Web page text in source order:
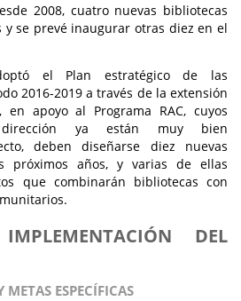
2008, cuatro nuevas bibliotecas
se prevé inaugurar otras diez en el
el Plan estratégico de las
2016-2019 a través de la extensión
en apoyo al Programa RAC, cuyos
dirección ya están muy bien
deben diseñarse diez nuevas
próximos años, y varias de ellas
que combinarán bibliotecas con
DEL
ESPECÍFICAS